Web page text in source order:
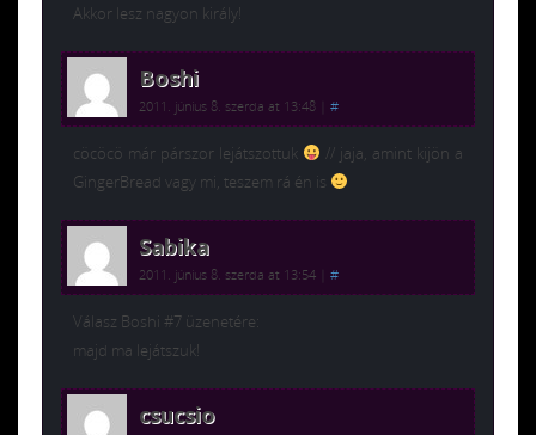
Akkor lesz nagyon király!
Boshi
2011. június 8. szerda at 13:48 #
cöcöcö már párszor lejátszottuk
// jaja, amint kijön a
GingerBread vagy mi, teszem rá én is
Sabika
2011. június 8. szerda at 13:54 #
Válasz Boshi #7 üzenetére:
majd ma lejátszuk!
csucsio